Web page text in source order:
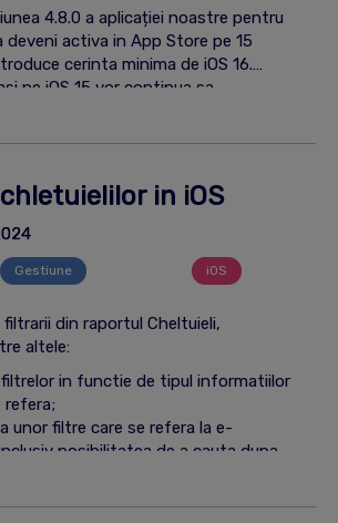
4.8.0 a aplicației noastre pentru
deveni activa in App Store pe 15
cerinta minima de iOS 16.
pe iOS 15 vor continua sa
versiune disponibila, v4.7.1.
in iOS
Gestiune iOS
filtrarii din raportul Cheltuieli,
altele:
filtrelor in functie de tipul informatiilor
refera;
unor filtre care se refera la e-
posibilitatea de a cauta dupa
validare de la ANAF;